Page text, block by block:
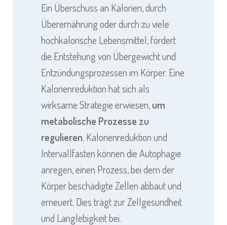
Ein Überschuss an Kalorien, durch
Überernährung oder durch zu viele
hochkalorische Lebensmittel, fördert
die Entstehung von Übergewicht und
Entzündungsprozessen im Körper. Eine
Kalorienreduktion hat sich als
wirksame Strategie erwiesen,um
metabolische Prozesse zu
regulieren. Kalorienreduktion und
Intervallfasten können die Autophagie
anregen, einen Prozess, bei dem der
Körper beschädigte Zellen abbaut und
erneuert. Dies trägt zur Zellgesundheit
und Langlebigkeit bei.